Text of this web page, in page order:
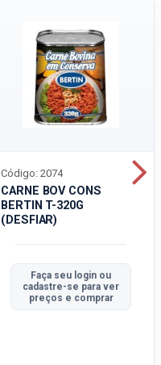
CARNE BOV CONS
BERTIN T-320G
(DESFIAR)
Código: 2074
Faça seu login ou
cadastre-se para ver
preços e comprar